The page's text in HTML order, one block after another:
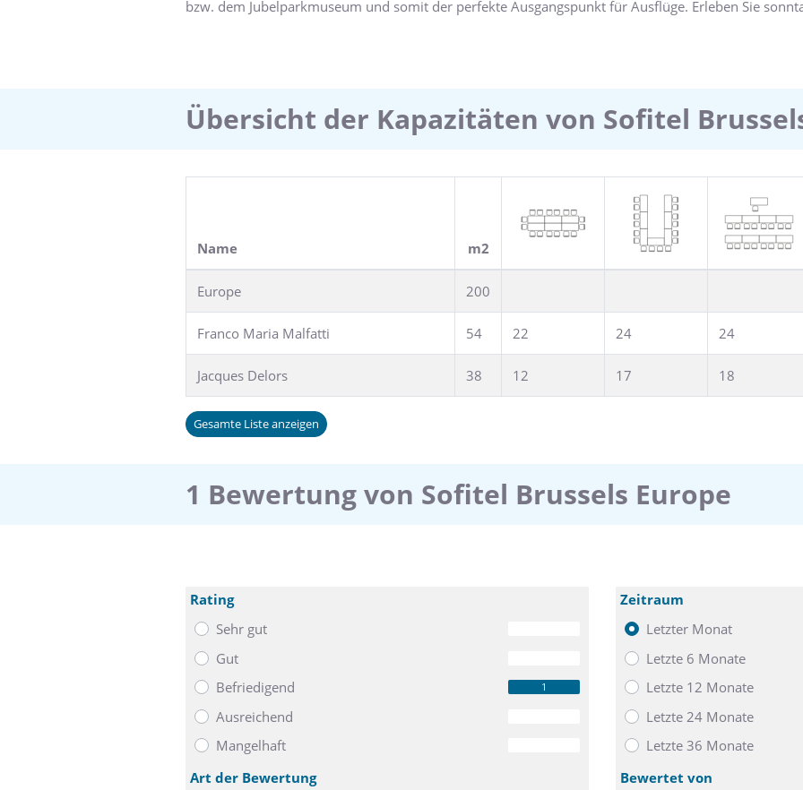
bzw. dem Jubelparkmuseum und somit der perfekte Ausgangspunkt für Ausflüge. Erleben Sie
Lebensmittelmarkt und die typische "Ambiance Bruxelloise". Maßgeschneiderte Veranstaltungen in
Übersicht der Kapazitäten von Sofitel
Name m2
Europe 200
Franco Maria Malfatti 54 22 24 24
Jacques Delors 38 12 17 18
Gesamte Liste anzeigen
1 Bewertung von Sofitel Brussels Europe
Rating
Sehr gut
Gut
Befriedigend 1
Ausreichend
Mangelhaft
Zeitraum
Letzter Monat
Letzte 6 Monate
Letzte 12 Monate
Letzte 24 Monate
Letzte 36 Monate
Art der Bewertung
Bewertet von